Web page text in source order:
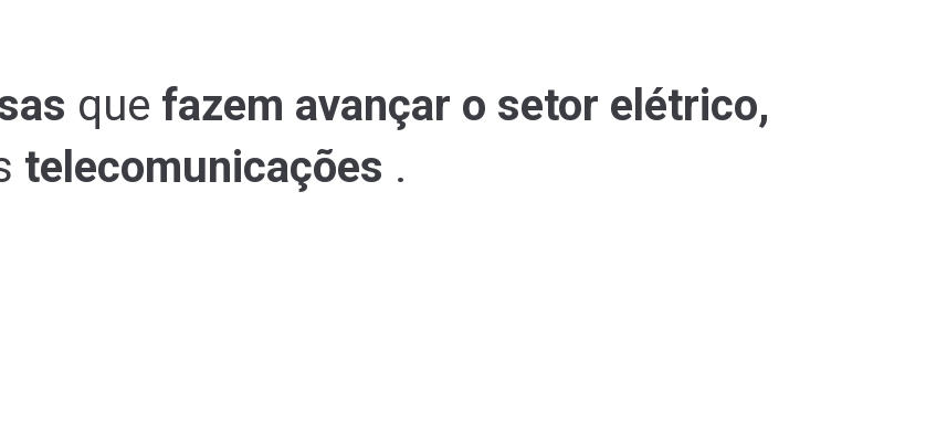
que fazem avançar o setor elétrico,
telecomunicações .